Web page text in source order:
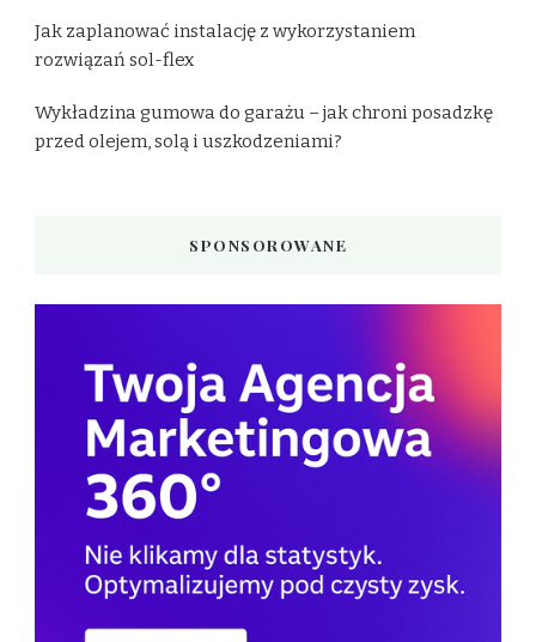
Jak zaplanować instalację z wykorzystaniem
rozwiązań sol-flex
Wykładzina gumowa do garażu – jak chroni posadzkę
przed olejem, solą i uszkodzeniami?
SPONSOROWANE